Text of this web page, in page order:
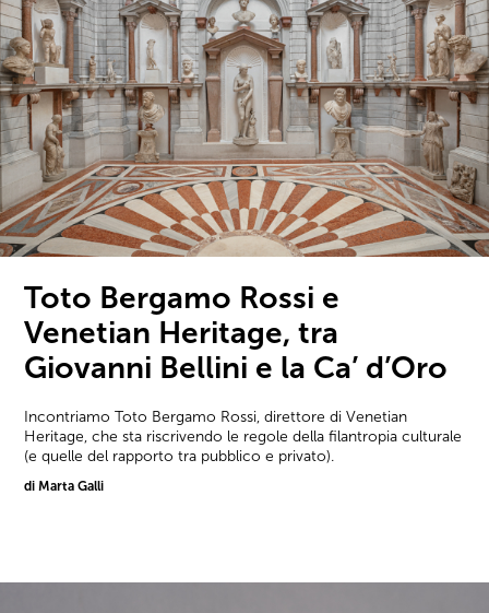
Toto Bergamo Rossi e
Venetian Heritage, tra
Giovanni Bellini e la Ca’ d’Oro
Incontriamo Toto Bergamo Rossi, direttore di Venetian
Heritage, che sta riscrivendo le regole della filantropia culturale
(e quelle del rapporto tra pubblico e privato).
di Marta Galli